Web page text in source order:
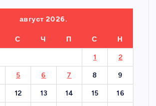
август 2026.
С Ч П С Н
1 2
5 6 7 8 9
12 13 14 15 16